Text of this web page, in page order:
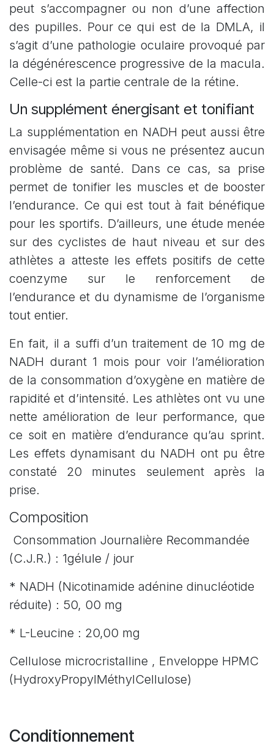
peut s’accompagner ou non d’une affection
des pupilles. Pour ce qui est de la DMLA, il
s’agit d’une pathologie oculaire provoqué par
la dégénérescence progressive de la macula.
Celle-ci est la partie centrale de la rétine.
Un supplément énergisant et tonifiant
La supplémentation en NADH peut aussi être
envisagée même si vous ne présentez aucun
problème de santé. Dans ce cas, sa prise
permet de tonifier les muscles et de booster
l’endurance. Ce qui est tout à fait bénéfique
pour les sportifs. D’ailleurs, une étude menée
sur des cyclistes de haut niveau et sur des
athlètes a atteste les effets positifs de cette
coenzyme sur le renforcement de
l’endurance et du dynamisme de l’organisme
tout entier.
En fait, il a suffi d’un traitement de 10 mg de
NADH durant 1 mois pour voir l’amélioration
de la consommation d’oxygène en matière de
rapidité et d’intensité. Les athlètes ont vu une
nette amélioration de leur performance, que
ce soit en matière d’endurance qu’au sprint.
Les effets dynamisant du NADH ont pu être
constaté 20 minutes seulement après la
prise.
Composition
Consommation Journalière Recommandée
(C.J.R.) : 1gélule / jour
* NADH (Nicotinamide adénine dinucléotide
réduite) : 50, 00 mg
* L-Leucine : 20,00 mg
Cellulose microcristalline , Enveloppe HPMC
(HydroxyPropylMéthylCellulose)
Conditionnement